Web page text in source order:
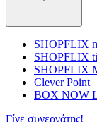
SHOPFLIX
SHOPFLIX
Clever Point
BOX NOW
Γίνε συνεργάτης!